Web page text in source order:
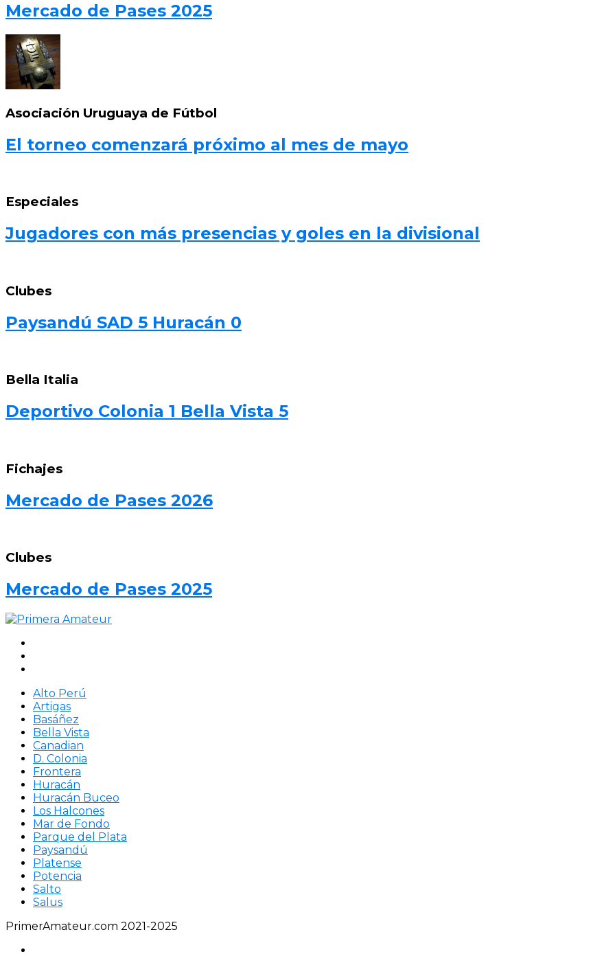
Mercado de Pases 2025
Asociación Uruguaya de Fútbol
El torneo comenzará próximo al mes de mayo
Especiales
Jugadores con más presencias y goles en la divisional
Clubes
Paysandú SAD 5 Huracán 0
Bella Italia
Deportivo Colonia 1 Bella Vista 5
Fichajes
Mercado de Pases 2026
Clubes
Mercado de Pases 2025
Alto Perú
Artigas
Basáñez
Bella Vista
Canadian
D. Colonia
Frontera
Huracán
Huracán Buceo
Los Halcones
Mar de Fondo
Parque del Plata
Paysandú
Platense
Potencia
Salto
Salus
PrimerAmateur.com 2021-2025